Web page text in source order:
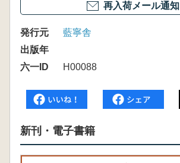
再入荷メール通知
発行元
藍寧舎
出版年
六一ID
H00088
新刊・電子書籍